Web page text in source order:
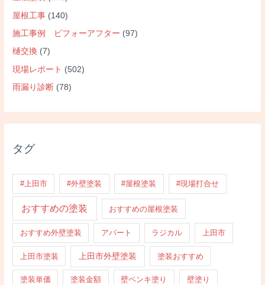
屋根工事 (140)
施工事例 ビフォーアフター (97)
樋交換 (7)
現場レポート (502)
雨漏り診断 (78)
タグ
#上田市 #外壁塗装 #屋根塗装 #現場打合せ
おすすめの塗装 おすすめの屋根塗装
おすすめ外壁塗装 アパート ラジカル 上田市
上田市塗装 上田市外壁塗装 塗装おすすめ
塗装単価 塗装金額 壁ペンキ塗り 壁塗り